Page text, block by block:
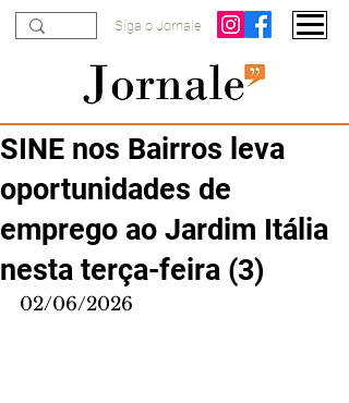
Siga o Jornale
SINE nos Bairros leva
oportunidades de
emprego ao Jardim Itália
nesta terça-feira (3)
02/06/2026